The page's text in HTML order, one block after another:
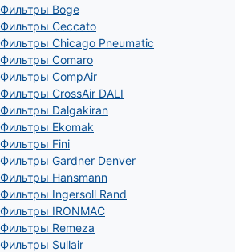
Фильтры Boge
Фильтры Ceccato
Фильтры Chicago Pneumatic
Фильтры Comaro
Фильтры CompAir
Фильтры CrossAir DALI
Фильтры Dalgakiran
Фильтры Ekomak
Фильтры Fini
Фильтры Gardner Denver
Фильтры Hansmann
Фильтры Ingersoll Rand
Фильтры IRONMAC
Фильтры Remeza
Фильтры Sullair